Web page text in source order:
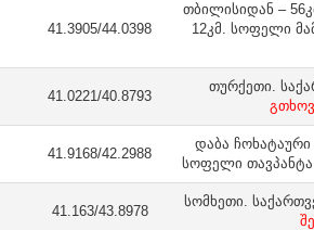
41.3905/44.0398
თბილისიდან –
12კმ. სოფელი
41.0221/40.8793
თურქეთი.
41.9168/42.2988
დაბა
სოფელი თავპანტა
41.163/43.8978
სომხეთი.